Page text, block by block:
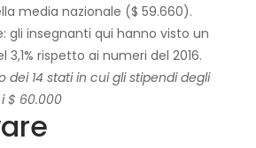
media nazionale ($ 59.660).
gli insegnanti qui hanno visto un
rispetto ai numeri del 2016.
dei 14 stati in cui gli stipendi degli
$ 60.000